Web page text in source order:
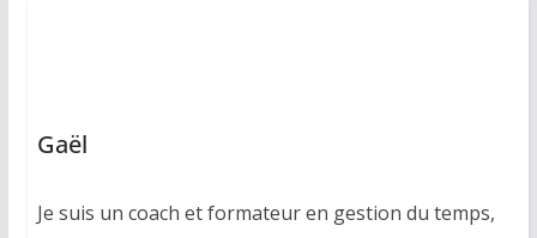
Gaël
Je suis un coach et formateur en gestion du temps,